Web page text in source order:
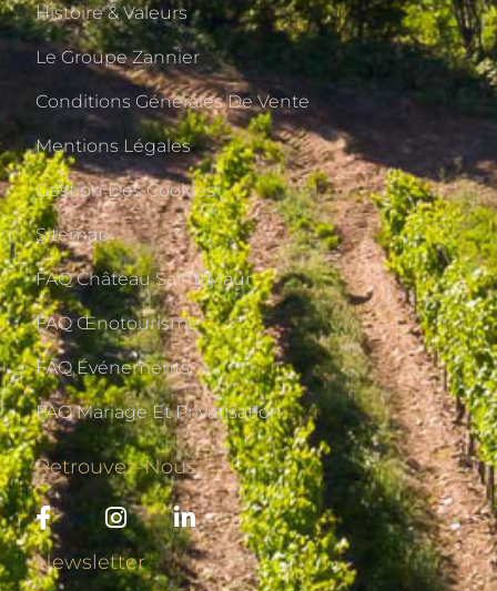
Histoire & Valeurs
Le Groupe Zannier
Conditions Générales De Vente
Mentions Légales
Gestion Des Cookies
Sitemap
FAQ Château Saint-Maur
FAQ Œnotourisme
FAQ Événements
FAQ Mariage Et Privatisation
Retrouvez-Nous
Newsletter